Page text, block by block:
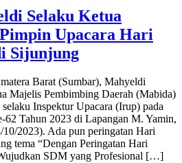
Selaku Ketua
Upacara Hari
Sijunjung
Barat (Sumbar), Mahyeldi
Majelis Pembimbing Daerah (Mabida)
Inspektur Upacara (Irup) pada
62 Tahun 2023 di Lapangan M. Yamin,
2023). Ada pun peringatan Hari
tema “Dengan Peringatan Hari
SDM yang Profesional […]